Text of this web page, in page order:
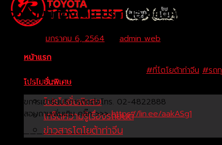
หน้าแรก
โปรโมชั่นพิเศษ
โปรโมชั่นพิเศษ
เกร็ดความรู้เรื่องรถยนต์
ข่าวสารโตโยต้าท่าจีน
เจอแบบนี้ต้องโดน ประกันอู่ ซ่อมศูนย์ได้ #
มกราคม 6, 2564 admin web
#ที่โตโยต้าท่าจีน #รถ
– สระกะเทียม – สามพราน – สาย 4
เงื่อนไขการเข้ารับบริการติดต่อโทร. 02-4822888
ติดต่อสอบถามเพิ่มเติม คลิ๊ก >>>https://lin.ee/aakASg1
—————————————-